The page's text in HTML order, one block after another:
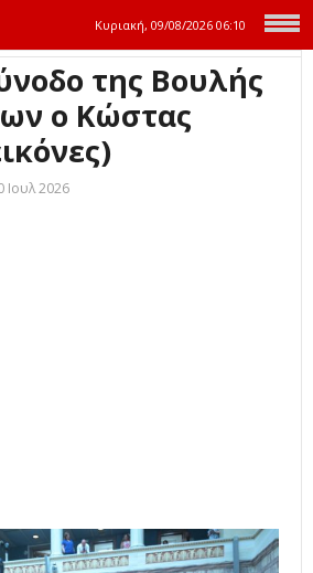
Κυριακή, 09/08/2026 06:10
της Βουλής
ο Κώστας
Ιουλ 2026